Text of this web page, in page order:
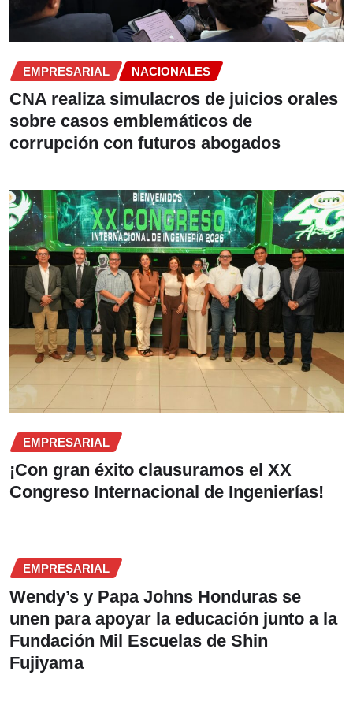
EMPRESARIAL NACIONALES
CNA realiza simulacros de juicios orales
sobre casos emblemáticos de
corrupción con futuros abogados
EMPRESARIAL
¡Con gran éxito clausuramos el XX
Congreso Internacional de Ingenierías!
EMPRESARIAL
Wendy’s y Papa Johns Honduras se
unen para apoyar la educación junto a la
Fundación Mil Escuelas de Shin
Fujiyama